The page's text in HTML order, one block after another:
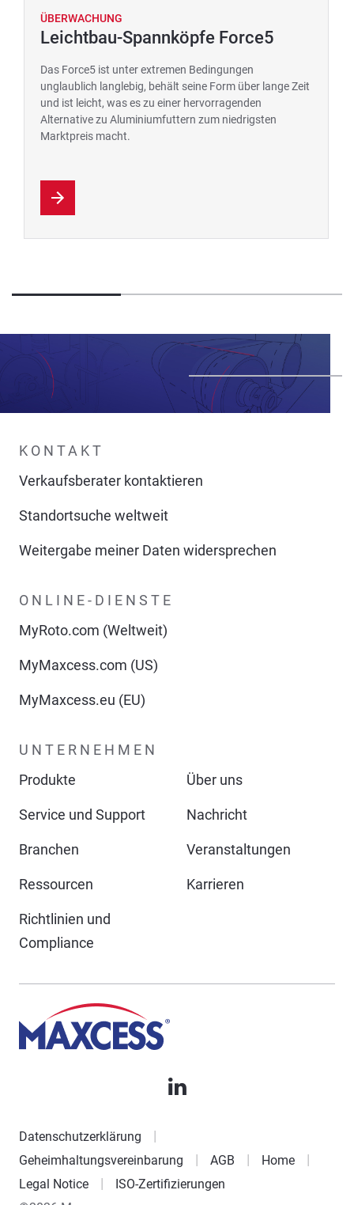
ÜBERWACHUNG
Leichtbau-Spannköpfe Force5
Das Force5 ist unter extremen Bedingungen
unglaublich langlebig, behält seine Form über lange Zeit
und ist leicht, was es zu einer hervorragenden
Alternative zu Aluminiumfuttern zum niedrigsten
Marktpreis macht.
KONTAKT
Verkaufsberater kontaktieren
Standortsuche weltweit
Weitergabe meiner Daten widersprechen
ONLINE-DIENSTE
MyRoto.com (Weltweit)
MyMaxcess.com (US)
MyMaxcess.eu (EU)
UNTERNEHMEN
Produkte
Über uns
Service und Support Nachricht
Branchen Veranstaltungen
Ressourcen Karrieren
Richtlinien und
Compliance
Datenschutzerklärung
Geheimhaltungsvereinbarung
AGB
Home
Legal Notice
ISO-Zertifizierungen